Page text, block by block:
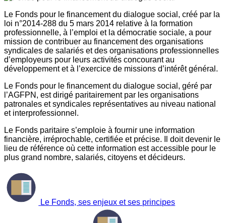
Le Fonds pour le financement du dialogue social, créé par la
loi n°2014-288 du 5 mars 2014 relative à la formation
professionnelle, à l’emploi et la démocratie sociale, a pour
mission de contribuer au financement des organisations
syndicales de salariés et des organisations professionnelles
d’employeurs pour leurs activités concourant au
développement et à l’exercice de missions d’intérêt général.
Le Fonds pour le financement du dialogue social, géré par
l’AGFPN, est dirigé paritairement par les organisations
patronales et syndicales représentatives au niveau national
et interprofessionnel.
Le Fonds paritaire s’emploie à fournir une information
financière, irréprochable, certifiée et précise. Il doit devenir le
lieu de référence où cette information est accessible pour le
plus grand nombre, salariés, citoyens et décideurs.
Le Fonds, ses enjeux et ses principes